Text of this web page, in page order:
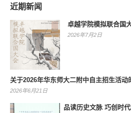
近期新闻
卓越学院模拟联合国
2026年7月2日
关于2026年华东师大二附中自主招生活动
2026年6月21日
品读历史文脉 巧创时